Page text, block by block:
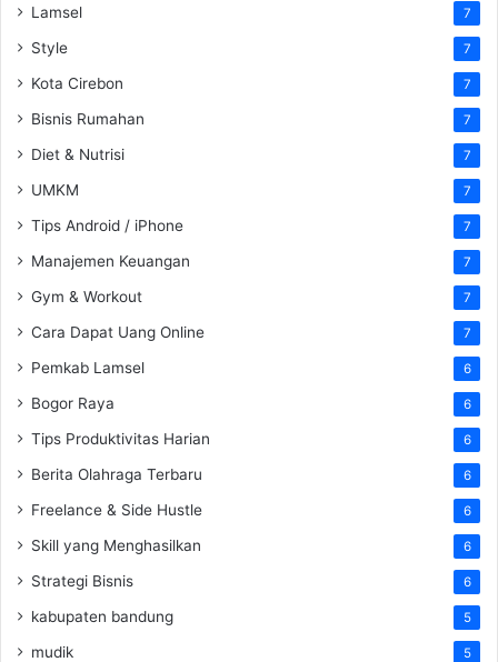
Lamsel 7
Style 7
Kota Cirebon 7
Bisnis Rumahan 7
Diet & Nutrisi 7
UMKM 7
Tips Android / iPhone 7
Manajemen Keuangan 7
Gym & Workout 7
Cara Dapat Uang Online 7
Pemkab Lamsel 6
Bogor Raya 6
Tips Produktivitas Harian 6
Berita Olahraga Terbaru 6
Freelance & Side Hustle 6
Skill yang Menghasilkan 6
Strategi Bisnis 6
kabupaten bandung 5
mudik 5